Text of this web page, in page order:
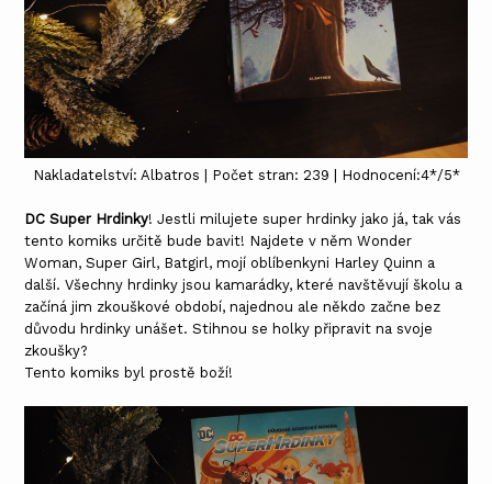
Nakladatelství: Albatros | Počet stran: 239 | Hodnocení:4*/5*
DC Super Hrdinky! Jestli milujete super hrdinky jako já, tak vás
tento komiks určitě bude bavit! Najdete v něm Wonder
Woman, Super Girl, Batgirl, mojí oblíbenkyni Harley Quinn a
další. Všechny hrdinky jsou kamarádky, které navštěvují školu a
začíná jim zkouškové období, najednou ale někdo začne bez
důvodu hrdinky unášet. Stihnou se holky připravit na svoje
zkoušky?
Tento komiks byl prostě boží!